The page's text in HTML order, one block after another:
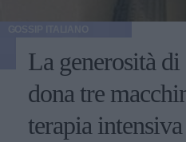
La generosità
dona tre
terapia